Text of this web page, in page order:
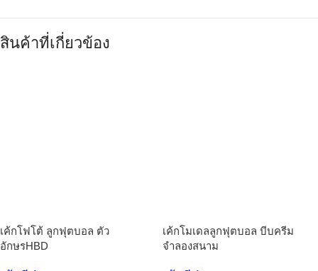
สินค้าที่เกี่ยวข้อง
เค้กโฟโต้ ลูกฟุตบอล ตัว
อักษรHBD
เค้กโมเดลลูกฟุตบอล บีบครีม
จำลองสนาม